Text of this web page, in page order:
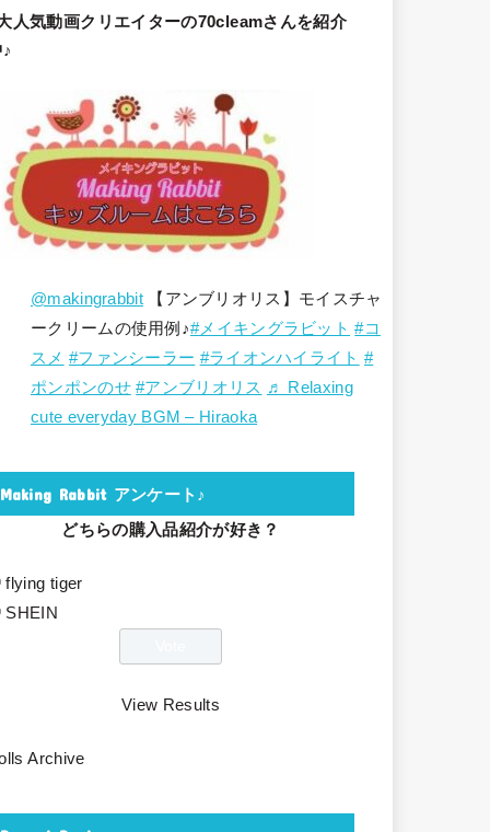
人気動画クリエイターの70cleamさんを紹介
@makingrabbit【アンブリオリス】モイスチャ
ークリームの使用例♪#メイキングラビット #コ
スメ #ファンシーラー #ライオンハイライト #
ポンポンのせ #アンブリオリス ♬ Relaxing
cute everyday BGM – Hiraoka
Making Rabbit アンケート♪
どちらの購入品紹介が好き？
flying tiger
SHEIN
View Results
Archive